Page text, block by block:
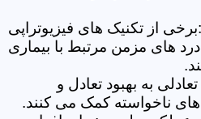
از تکنیک های فیزیوتراپی
های مزمن مرتبط با بیماری
به بهبود تعادل و
ناخواسته کمک می کنند.